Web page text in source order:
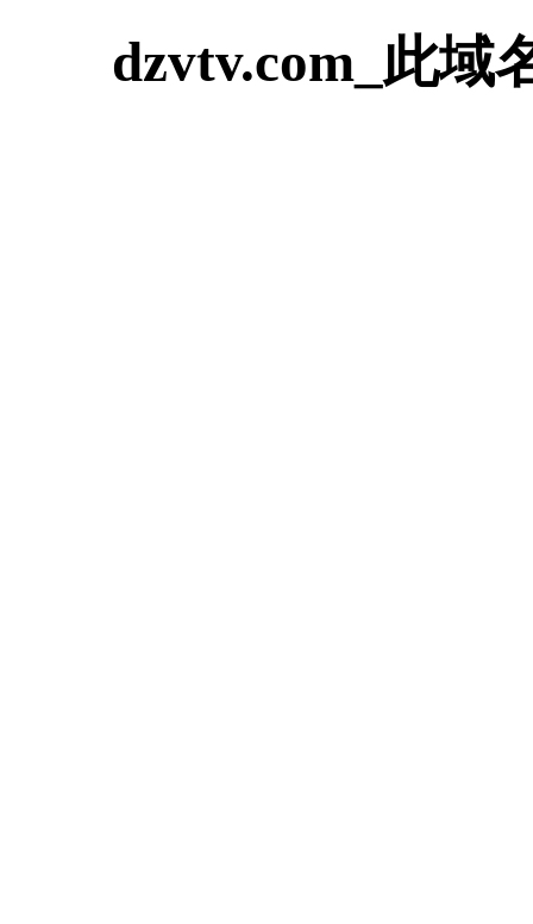
dzvtv.com_此域